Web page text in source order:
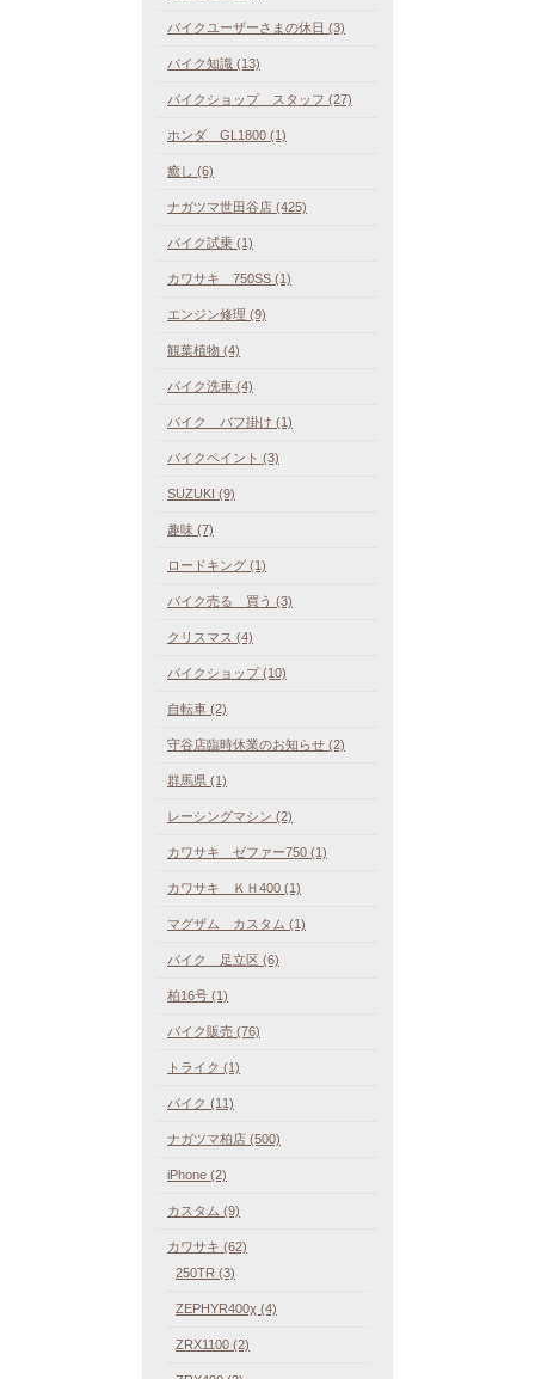
バイクユーザーさまの休日 (3)
バイク知識 (13)
バイクショップ スタッフ (27)
ホンダ GL1800 (1)
癒し (6)
ナガツマ世田谷店 (425)
バイク試乗 (1)
カワサキ 750SS (1)
エンジン修理 (9)
観葉植物 (4)
バイク洗車 (4)
バイク バフ掛け (1)
バイクペイント (3)
SUZUKI (9)
趣味 (7)
ロードキング (1)
バイク売る 買う (3)
クリスマス (4)
バイクショップ (10)
自転車 (2)
守谷店臨時休業のお知らせ (2)
群馬県 (1)
レーシングマシン (2)
カワサキ ゼファー750 (1)
カワサキ ＫＨ400 (1)
マグザム カスタム (1)
バイク 足立区 (6)
柏16号 (1)
バイク販売 (76)
トライク (1)
バイク (11)
ナガツマ柏店 (500)
iPhone (2)
カスタム (9)
カワサキ (62)
250TR (3)
ZEPHYR400χ (4)
ZRX1100 (2)